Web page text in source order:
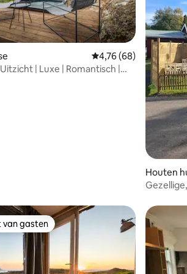
Gemiddelde
4,76 (68)
| Luxe | Romantisch |
Houten
van gasten
van gasten